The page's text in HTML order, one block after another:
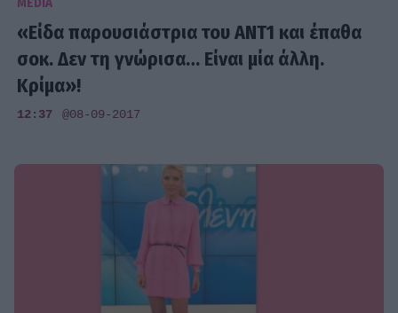
MEDIA
«Είδα παρουσιάστρια του ΑΝΤ1 και έπαθα
σοκ. Δεν τη γνώρισα… Είναι μία άλλη.
Κρίμα»!
12:37 @08-09-2017